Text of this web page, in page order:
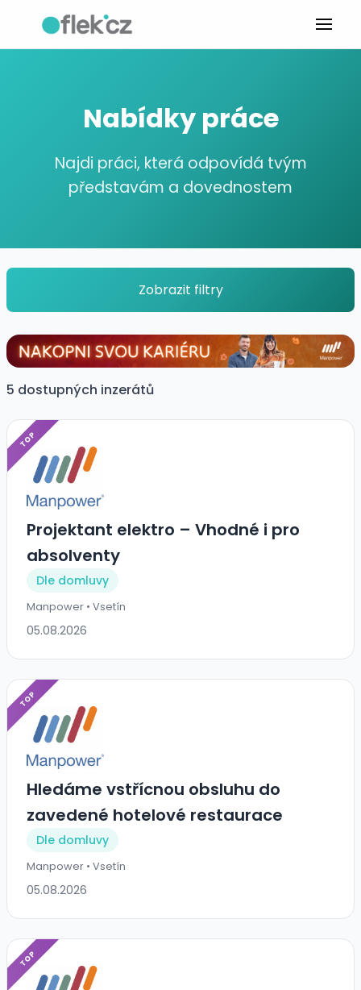
Nabídky práce
Najdi práci, která odpovídá tvým
představám a dovednostem
Zobrazit filtry
5 dostupných inzerátů
TOP
Projektant elektro – Vhodné i pro
absolventy
Dle domluvy
Manpower • Vsetín
05.08.2026
TOP
Hledáme vstřícnou obsluhu do
zavedené hotelové restaurace
Dle domluvy
Manpower • Vsetín
05.08.2026
TOP